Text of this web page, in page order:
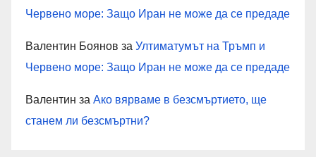
Червено море: Защо Иран не може да се предаде
Валентин Боянов за Ултиматумът на Тръмп и
Червено море: Защо Иран не може да се предаде
Валентин за Ако вярваме в безсмъртието, ще
станем ли безсмъртни?